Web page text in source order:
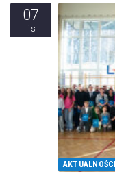
07
lis
AKTUALNOŚCI